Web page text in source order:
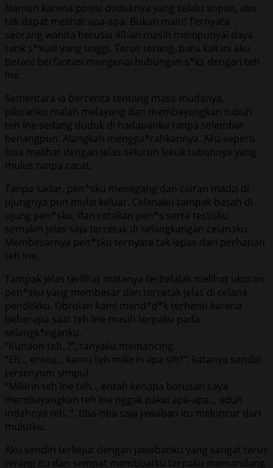
Namun karena posisi duduknya yang selalu sopan, aku
tak dapat melihat apa-apa. Bukan main! Ternyata
seorang wanita berusia 40-an masih mempunyai daya
tarik s*xual yang tinggi. Terus terang, baru kali ini aku
berani berfantasi mengenai hubungan s*ks dengan teh
Ine.
Sementara ia bercerita tentang masa mudanya,
pikiranku malah melayang dan membayangkan tubuh
teh Ine sedang duduk di hadapanku tanpa selembar
benangpun. Alangkah mengga*rahkannya. Aku seperti
bisa melihat dengan jelas seluruh lekuk tubuhnya yang
mulus tanpa cacat.
Tanpa sadar, pen*sku menegang dan cairan madzi di
ujungnya pun mulai keluar. Celanaku tampak basah di
ujung pen*sku, dan cetakan pen*s serta testisku
semakin jelas saja tercetak di selangkangan celanaku.
Membesarnya pen*sku ternyata tak lepas dari perhatian
teh Ine.
Tampak jelas terlihat matanya terbelalak melihat ukuran
pen*sku yang membesar dan tercetak jelas di celana
pendekku. Obrolan kami mend*d*k terhenti karena
beberapa saat teh Ine masih terpaku pada
selangk*nganku.
“Kunaon teh..?”, tanyaku memancing.
“Eh.., enteu.., kamu teh mikirin apa sih?”, katanya sambil
tersenyum simpul.
“Mikirin teh Ine teh.., entah kenapa barusan saya
membayangkan teh Ine nggak pakai apa-apa.., aduh
indahnya teh..”, tiba-tiba saja jawaban itu meluncur dari
mulutku.
Aku sendiri terkejut dengan jawabanku yang sangat terus
terang itu dan sempat membuatku terpaku memandang